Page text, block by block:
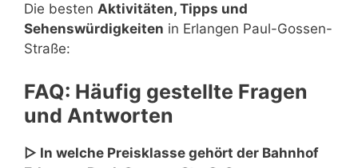
Die besten Aktivitäten, Tipps und
Sehenswürdigkeiten in Erlangen Paul-Gossen-
Straße:
FAQ: Häufig gestellte Fragen
und Antworten
▷ In welche Preisklasse gehört der Bahnhof